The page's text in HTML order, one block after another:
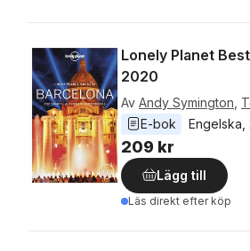
Lonely Planet
2020
Av Andy Symington
E-bok
Engelska
209 kr
Lägg till
Läs direkt efter köp